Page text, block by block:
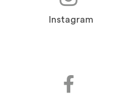
Instagram